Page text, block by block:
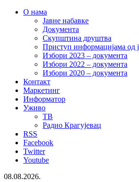
О нама
Јавне набавке
Документа
Скупштина друштва
Приступ информацијама од
Избори 2023 – документа
Избори 2022 – документа
Избори 2020 – документа
Контакт
Маркетинг
Информатор
Уживо
ТВ
Радио Крагујевац
RSS
Facebook
Twitter
Youtube
08.08.2026.